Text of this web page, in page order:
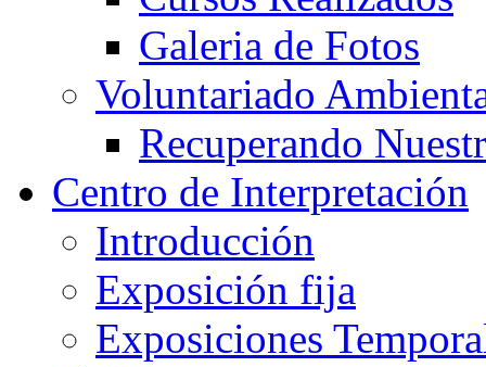
Galeria de Fotos
Voluntariado
Recuperando
Centro de Interpretación
Introducción
Exposición fija
Exposiciones